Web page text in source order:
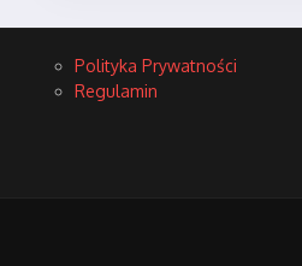
Polityka Prywatności
Regulamin